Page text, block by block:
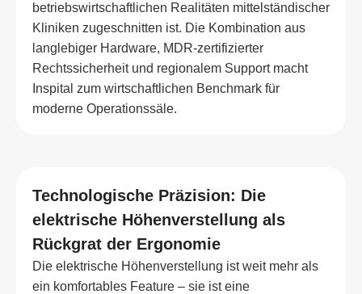
betriebswirtschaftlichen Realitäten mittelständischer
Kliniken zugeschnitten ist. Die Kombination aus
langlebiger Hardware, MDR-zertifizierter
Rechtssicherheit und regionalem Support macht
Inspital zum wirtschaftlichen Benchmark für
moderne Operationssäle.
Technologische Präzision: Die
elektrische Höhenverstellung als
Rückgrat der Ergonomie
Die elektrische Höhenverstellung ist weit mehr als
ein komfortables Feature – sie ist eine